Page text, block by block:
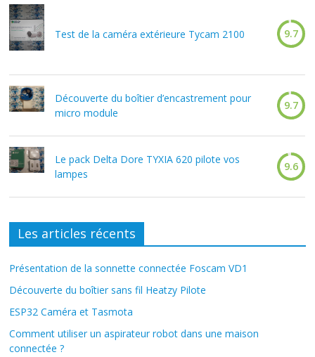
Test de la caméra extérieure Tycam 2100 9.7
Découverte du boîtier d’encastrement pour
micro module
9.7
Le pack Delta Dore TYXIA 620 pilote vos
lampes
9.6
Les articles récents
Présentation de la sonnette connectée Foscam VD1
Découverte du boîtier sans fil Heatzy Pilote
ESP32 Caméra et Tasmota
Comment utiliser un aspirateur robot dans une maison
connectée ?